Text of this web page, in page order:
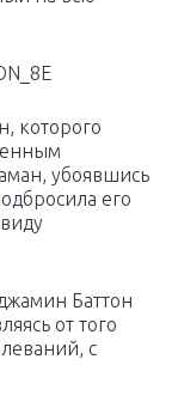
которого
убоявшись
его
Баттон
от того
с